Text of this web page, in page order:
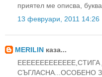
приятел ме описва,
13 февруари, 2011 14:26
MERILIN каза...
СЪГЛАСНА...ОСОБЕНО